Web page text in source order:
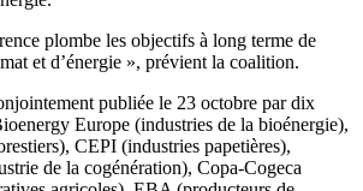
plombe les objectifs à long terme de
et d’énergie », prévient la coalition.
publiée le 23 octobre par dix
Europe (industries de la bioénergie),
CEPI (industries papetières),
de la cogénération), Copa-Cogeca